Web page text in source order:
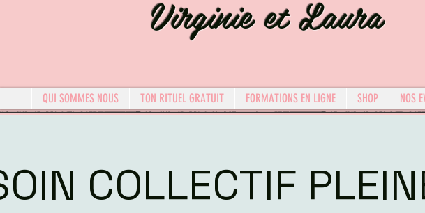
Virginie et Laura
QUI SOMMES NOUS TON RITUEL GRATUIT FORMATIONS EN LIGNE SHOP NOS
COLLECTIF